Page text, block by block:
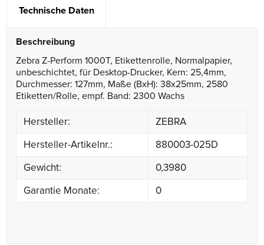
Technische Daten
Beschreibung
Zebra Z-Perform 1000T, Etikettenrolle, Normalpapier,
unbeschichtet, für Desktop-Drucker, Kern: 25,4mm,
Durchmesser: 127mm, Maße (BxH): 38x25mm, 2580
Etiketten/Rolle, empf. Band: 2300 Wachs
Hersteller:
ZEBRA
Hersteller-Artikelnr.:
880003-025D
Gewicht:
0,3980
Garantie Monate:
0